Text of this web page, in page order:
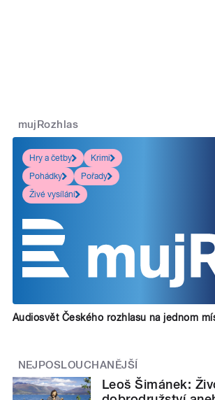
mujRozhlas
Hry a četby
Krimi
Pohádky
Pořady
Živé vysílání
Audiosvět Českého rozhlasu na jednom
NEJPOSLOUCHANĚJŠÍ
Leoš Šimánek: